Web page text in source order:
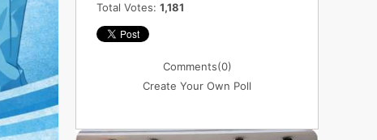
Total Votes: 1,181
Comments(0)
Create Your Own Poll